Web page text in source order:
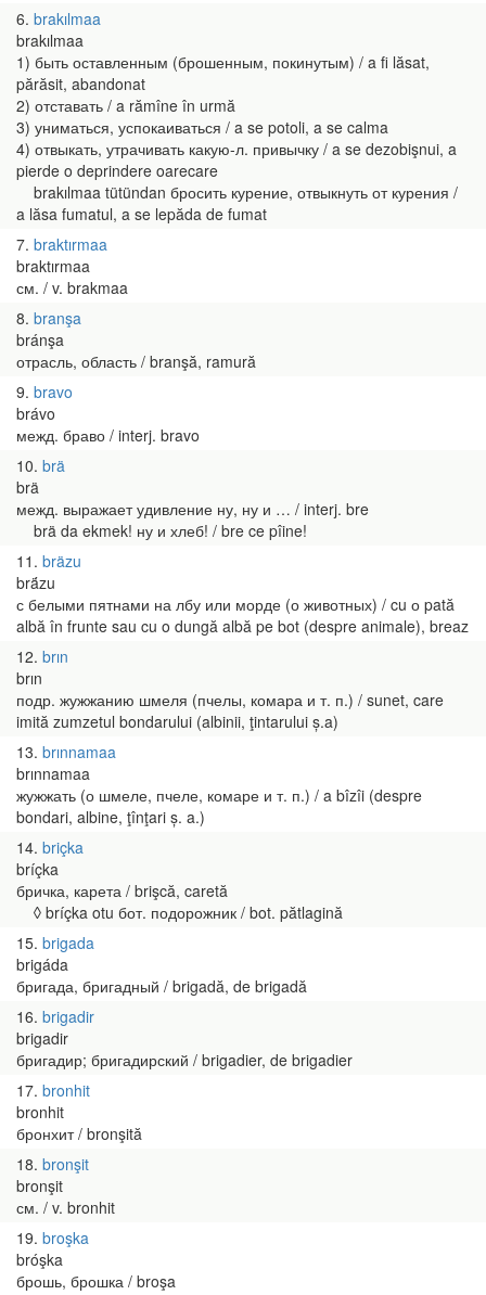
6 brakılmaa
brakılmaa
1) быть оставленным (брошенным, покинутым) / a fi lăsat,
părăsit, abandonat
2) отставать / a rămîne în urmă
3) униматься, успокаиваться / a se potoli, a se calma
4) отвыкать, утрачивать какую-л. привычку / a se dezobişnui, a
pierde o deprindere oarecare
brakılmaa tütündan бросить курение, отвыкнуть от курения /
a lăsa fumatul, a se lepăda de fumat
7 braktırmaa
braktırmaa
см. / v. brakmaa
8 branşa
bránşa
отрасль, область / branşă, ramură
9 bravo
brávo
межд. браво / interj. bravo
10 brä
brä
межд. выражает удивление ну, ну и … / interj. bre
brä da ekmek! ну и хлеб! / bre ce pîine!
11 bräzu
brä́zu
с белыми пятнами на лбу или морде (о животных) / cu о pată
albă în frunte sau cu o dungă albă pe bot (despre animale), breaz
12 brın
brın
подр. жужжанию шмеля (пчелы, комара и т. п.) / sunet, care
imită zumzetul bondarului (albinii, ţintarului ș.a)
13 brınnamaa
brınnamaa
жужжать (о шмеле, пчеле, комаре и т. п.) / a bîzîi (despre
bondari, albine, ţînţari ș. a.)
14 briçka
bríçka
бричка, карета / brişcă, caretă
◊ bríçka otu бот. подорожник / bot. pătlagină
15 brigada
brigáda
бригада, бригадный / brigadă, de brigadă
16 brigadir
brigadir
бригадир; бригадирский / brigadier, de brigadier
17 bronhit
bronhit
бронхит / bronşită
18 bronşit
bronşit
см. / v. bronhit
19 broşka
bróşka
брошь, брошка / broşa